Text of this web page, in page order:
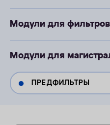
УСЛУГИ
ОПЛАТА
Модули для
Модули для
ПРЕДФИЛЬТРЫ